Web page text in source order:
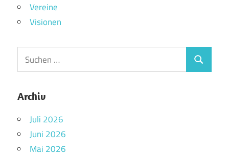
Vereine
Visionen
Archiv
Juli 2026
Juni 2026
Mai 2026